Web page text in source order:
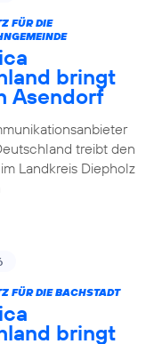
FÜR DIE
bringt
Asendorf
treibt den
Landkreis Diepholz
FÜR DIE BACHSTADT
bringt